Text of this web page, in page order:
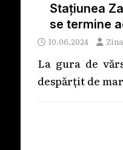
Stațiunea
se termine
10.06.2024
La gura de
despărțit de